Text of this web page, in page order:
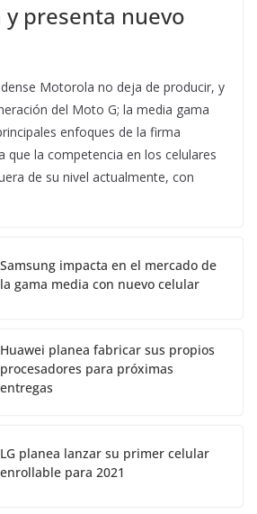
presenta nuevo
Motorola no deja de producir, y
del Moto G; la media gama
enfoques de la firma
que la competencia en los celulares
de su nivel actualmente, con
Samsung impacta en el mercado de
la gama media con nuevo celular
Huawei planea fabricar sus propios
procesadores para próximas
entregas
LG planea lanzar su primer celular
enrollable para 2021